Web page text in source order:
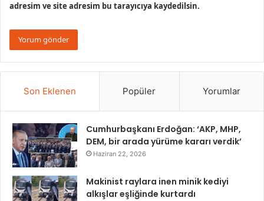
adresim ve site adresim bu tarayıcıya kaydedilsin.
Son Eklenen Popüler Yorumlar
Cumhurbaşkanı Erdoğan: ‘AKP, MHP,
DEM, bir arada yürüme kararı verdik’
Haziran 22, 2026
Makinist raylara inen minik kediyi
alkışlar eşliğinde kurtardı